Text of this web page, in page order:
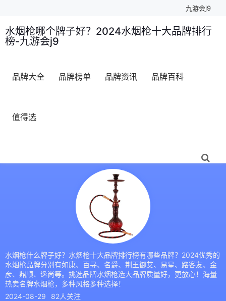
九游会j9
水烟枪哪个牌子好？2024水烟枪十大品牌排行
榜-九游会j9
品牌大全 品牌榜单 品牌资讯 品牌百科
值得选
水烟枪什么牌子好？水烟枪十大品牌排行榜有哪些品牌？2024优秀的
水烟枪品牌分别有如康、百寻、名爵、荆王御艾、易星、路客友、金
彦、鼎顺、逸尚等。挑选品牌水烟枪选大品牌质量好，更放心！海量
热卖名牌水烟枪，多种风格多种选择！
2024-08-29
82人关注